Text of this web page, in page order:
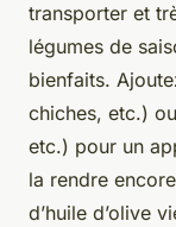
transporter et
légumes de
bienfaits.
chiches, etc.)
etc.) pour un
la rendre
d’huile d’olive